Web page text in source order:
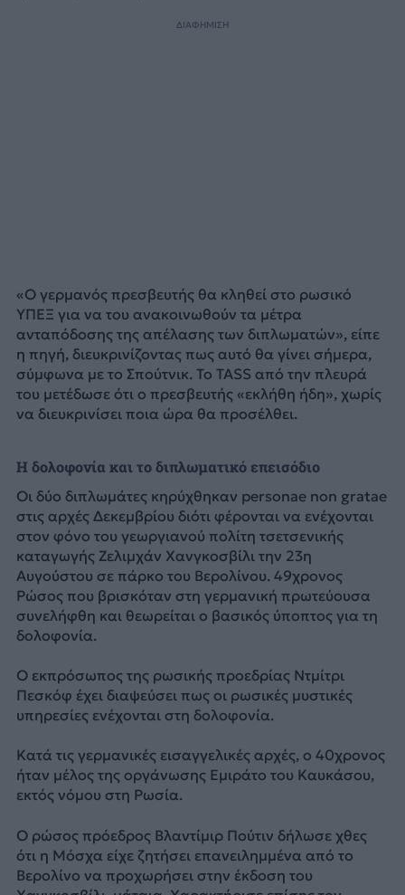
ΔΙΑΦΗΜΙΣΗ
«Ο γερμανός πρεσβευτής θα κληθεί στο ρωσικό
ΥΠΕΞ για να του ανακοινωθούν τα μέτρα
ανταπόδοσης της απέλασης των διπλωματών», είπε
η πηγή, διευκρινίζοντας πως αυτό θα γίνει σήμερα,
σύμφωνα με το Σπούτνικ. Το TASS από την πλευρά
του μετέδωσε ότι ο πρεσβευτής «εκλήθη ήδη», χωρίς
να διευκρινίσει ποια ώρα θα προσέλθει.
Η δολοφονία και το διπλωματικό επεισόδιο
Οι δύο διπλωμάτες κηρύχθηκαν personae non gratae
στις αρχές Δεκεμβρίου διότι φέρονται να ενέχονται
στον φόνο του γεωργιανού πολίτη τσετσενικής
καταγωγής Ζελιμχάν Χανγκοσβίλι την 23η
Αυγούστου σε πάρκο του Βερολίνου. 49χρονος
Ρώσος που βρισκόταν στη γερμανική πρωτεύουσα
συνελήφθη και θεωρείται ο βασικός ύποπτος για τη
δολοφονία.
Ο εκπρόσωπος της ρωσικής προεδρίας Ντμίτρι
Πεσκόφ έχει διαψεύσει πως οι ρωσικές μυστικές
υπηρεσίες ενέχονται στη δολοφονία.
Κατά τις γερμανικές εισαγγελικές αρχές, ο 40χρονος
ήταν μέλος της οργάνωσης Εμιράτο του Καυκάσου,
εκτός νόμου στη Ρωσία.
Ο ρώσος πρόεδρος Βλαντίμιρ Πούτιν δήλωσε χθες
ότι η Μόσχα είχε ζητήσει επανειλημμένα από το
Βερολίνο να προχωρήσει στην έκδοση του